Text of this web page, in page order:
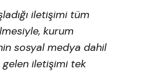
iletişimi tüm
kurum
sosyal medya dahil
iletişimi tek